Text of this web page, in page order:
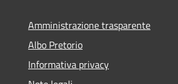
Amministrazione trasparente
Albo Pretorio
Informativa privacy